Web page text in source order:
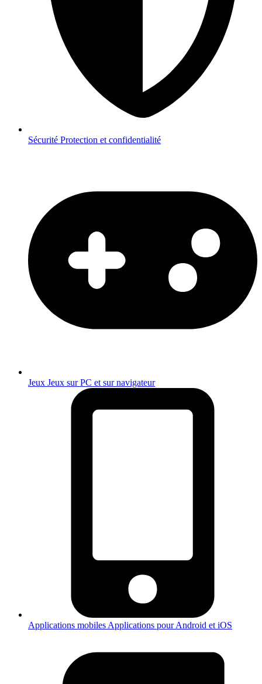
Sécurité Protection et confidentialité
Jeux Jeux sur PC et sur navigateur
Applications mobiles Applications pour Android et iOS